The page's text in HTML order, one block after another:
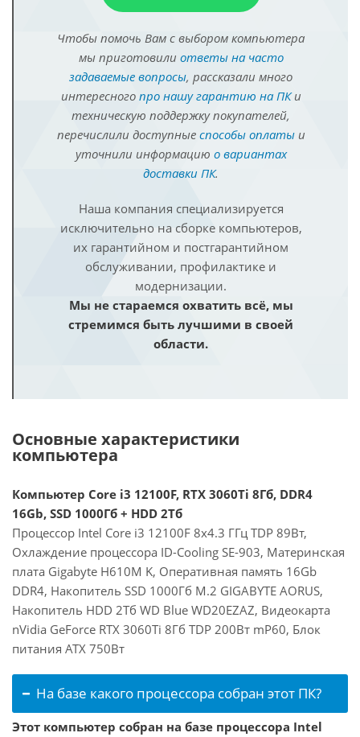
Чтобы помочь Вам с выбором компьютера
мы приготовили ответы на часто
задаваемые вопросы, рассказали много
интересного про нашу гарантию на ПКи
техническую поддержку покупателей,
перечислили доступные способы оплатыи
уточнили информацию о вариантах
доставки ПК.
Наша компания специализируется
исключительно на сборке компьютеров,
их гарантийном и постгарантийном
обслуживании, профилактике и
модернизации.
Мы не стараемся охватить всё, мы
стремимся быть лучшими в своей
области.
Основные характеристики
компьютера
Компьютер Core i3 12100F, RTX 3060Ti 8Гб, DDR4
16Gb, SSD 1000Гб + HDD 2Тб
Процессор Intel Core i3 12100F 8x4.3 ГГц TDP 89Вт,
Охлаждение процессора ID-Cooling SE-903, Материнская
плата Gigabyte H610M K, Оперативная память 16Gb
DDR4, Накопитель SSD 1000Гб M.2 GIGABYTE AORUS,
Накопитель HDD 2Тб WD Blue WD20EZAZ, Видеокарта
nVidia GeForce RTX 3060Ti 8Гб TDP 200Вт mP60, Блок
питания ATX 750Вт
На базе какого процессора собран этот ПК?
Этот компьютер собран на базе процессора Intel